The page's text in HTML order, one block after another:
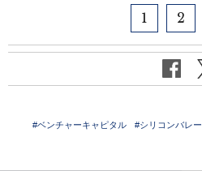
1 2
#ベンチャーキャピタル #シリコンバレー